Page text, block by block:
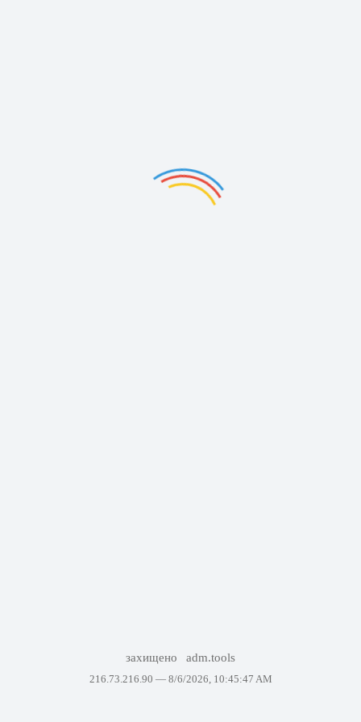
захищено adm.tools
216.73.216.90 — 8/6/2026, 10:45:47 AM